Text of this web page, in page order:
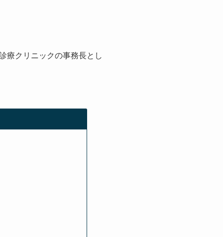
療クリニックの事務長とし